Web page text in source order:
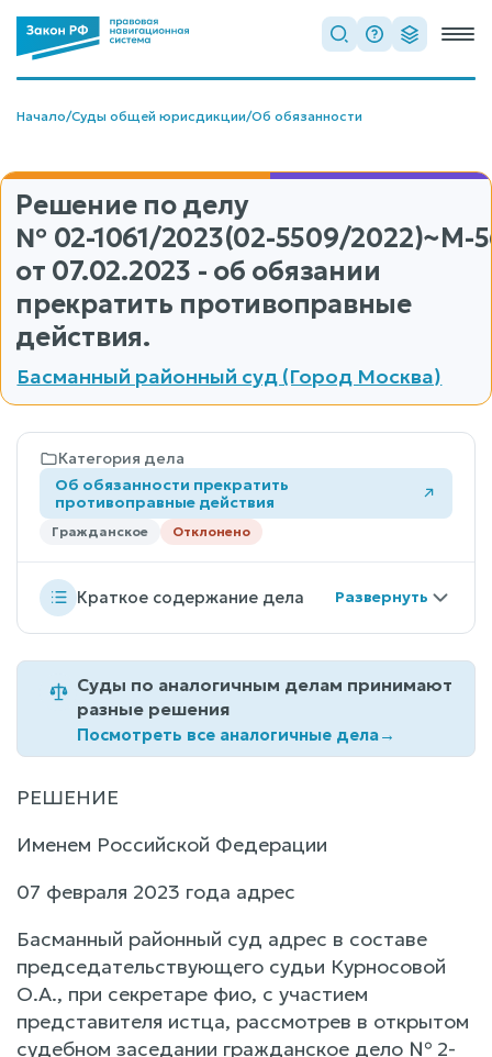
Начало/Суды общей юрисдикции/Об обязанности
Решение по делу
№ 02-1061/2023(02-5509/2022)~М-
от 07.02.2023 - об обязании
прекратить противоправные
действия.
Басманный районный суд (Город Москва)
Категория дела
Об обязанности прекратить
противоправные действия
Гражданское Отклонено
Краткое содержание дела
Суды по аналогичным делам принимают
разные решения
Посмотреть все аналогичные дела→
РЕШЕНИЕ
Именем Российской Федерации
07 февраля 2023 года адрес
Басманный районный суд адрес в составе
председательствующего судьи Курносовой
О.А., при секретаре фио, с участием
представителя истца, рассмотрев в открытом
судебном заседании гражданское дело № 2-